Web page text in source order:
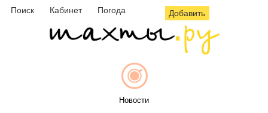
Поиск Кабинет Погода Добавить
Новости